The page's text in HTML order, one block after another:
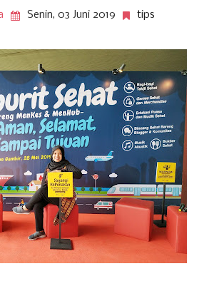
Senin, 03 Juni 2019 tips